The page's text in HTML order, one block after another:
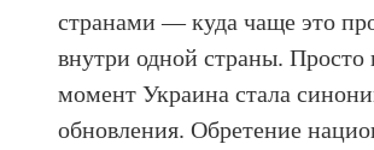
странами — куда чаще это
внутри одной страны. Просто
момент Украина стала
обновления. Обретение